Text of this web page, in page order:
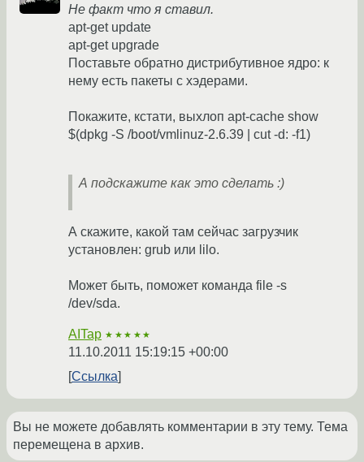
Не факт что я ставил.
apt-get update
apt-get upgrade
Поставьте обратно дистрибутивное ядро: к
нему есть пакеты с хэдерами.
Покажите, кстати, выхлоп apt-cache show
$(dpkg -S /boot/vmlinuz-2.6.39 | cut -d: -f1)
А подскажите как это сделать :)
А скажите, какой там сейчас загрузчик
установлен: grub или lilo.
Может быть, поможет команда file -s
/dev/sda.
AITap ★★★★★
11.10.2011 15:19:15 +00:00
Ссылка
Вы не можете добавлять комментарии в эту тему. Тема
перемещена в архив.